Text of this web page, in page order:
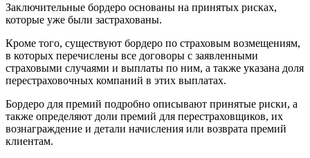
Заключительные бордеро основаны на принятых рисках,
которые уже были застрахованы.
Кроме того, существуют бордеро по страховым возмещениям,
в которых перечислены все договоры с заявленными
страховыми случаями и выплаты по ним, а также указана доля
перестраховочных компаний в этих выплатах.
Бордеро для премий подробно описывают принятые риски, а
также определяют доли премий для перестраховщиков, их
вознаграждение и детали начисления или возврата премий
клиентам.